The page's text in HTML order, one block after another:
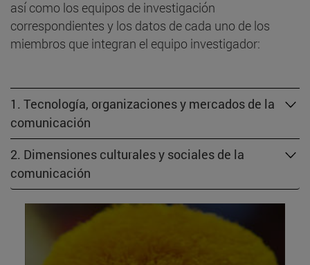
así como los equipos de investigación
correspondientes y los datos de cada uno de los
miembros que integran el equipo investigador:
1. Tecnología, organizaciones y mercados de la
comunicación
2. Dimensiones culturales y sociales de la
comunicación